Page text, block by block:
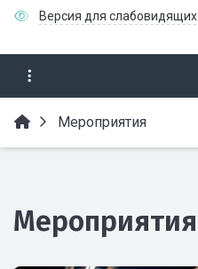
Версия для слабовидящих
Мероприятия
Мероприятия